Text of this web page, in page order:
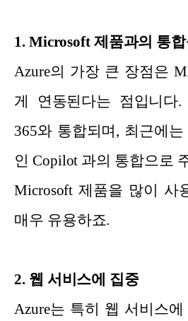
1. Microsoft 제품과의 통합
Azure의 가장 큰 장점은
게 연동된다는 점입니다
365와 통합되며, 최근에
인 Copilot 과의 통합으로
Microsoft 제품을 많이 사
매우 유용하죠.
2. 웹 서비스에 집중
Azure는 특히 웹 서비스